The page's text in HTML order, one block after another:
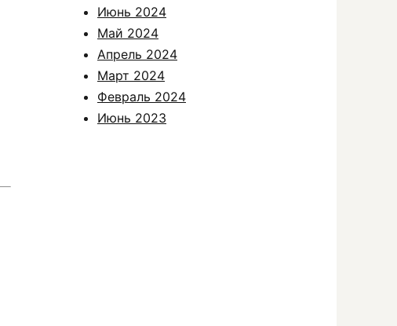
Июнь 2024
Май 2024
Апрель 2024
Март 2024
Февраль 2024
Июнь 2023